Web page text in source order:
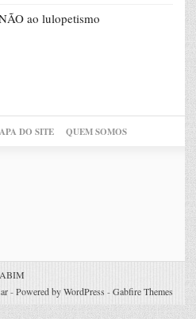
ao lulopetismo
DO SITE QUEM SOMOS
ABIM
-Powered by WordPress -Gabfire Themes